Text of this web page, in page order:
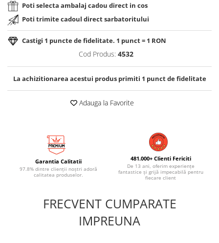
Poti selecta ambalaj cadou direct in cos
Poti trimite cadoul direct sarbatoritului
Castigi 1 puncte de fidelitate. 1 punct = 1 RON
Cod Produs: 4532
La achizitionarea acestui produs primiti 1 punct de fidelitate
Adauga la Favorite
Garantia Calitatii
97.8% dintre clienții noștri adoră
calitatea produselor.
481.000+ Clienti Fericiti
De 13 ani, oferim experiențe
fantastice și grijă impecabilă pentru
fiecare client
FRECVENT CUMPARATE
IMPREUNA